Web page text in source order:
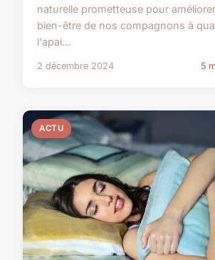
naturelle prometteuse pour
bien-être de nos compagnons à
l'apai...
2 décembre 2024 5
ACTU